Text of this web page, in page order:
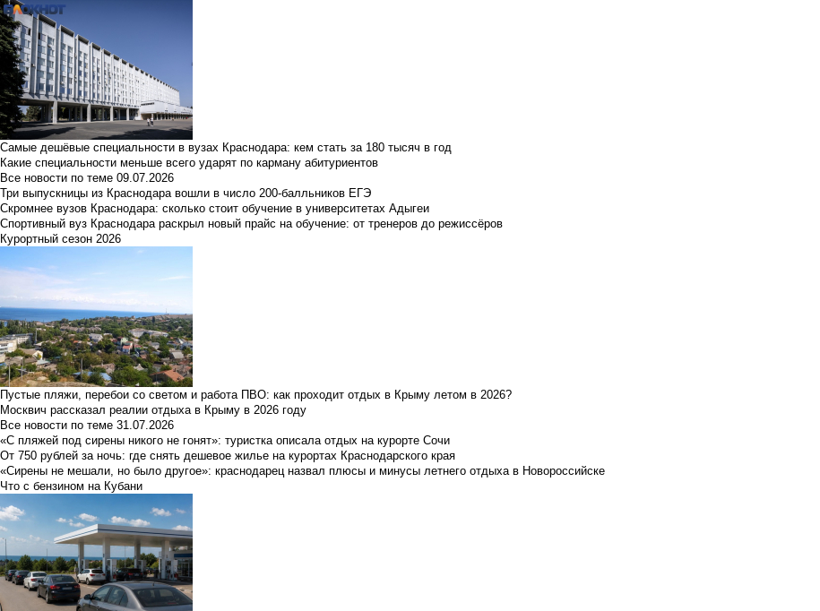
Самые дешёвые специальности в вузах Краснодара: кем стать за 180 тысяч в год
Какие специальности меньше всего ударят по карману абитуриентов
Все новости по теме 09.07.2026
Три выпускницы из Краснодара вошли в число 200-балльников ЕГЭ
Скромнее вузов Краснодара: сколько стоит обучение в университетах Адыгеи
Спортивный вуз Краснодара раскрыл новый прайс на обучение: от тренеров до режиссёров
Курортный сезон 2026
Пустые пляжи, перебои со светом и работа ПВО: как проходит отдых в Крыму летом в 2026?
Москвич рассказал реалии отдыха в Крыму в 2026 году
Все новости по теме 31.07.2026
«С пляжей под сирены никого не гонят»: туристка описала отдых на курорте Сочи
От 750 рублей за ночь: где снять дешевое жилье на курортах Краснодарского края
«Сирены не мешали, но было другое»: краснодарец назвал плюсы и минусы летнего отдыха в Новороссийске
Что с бензином на Кубани